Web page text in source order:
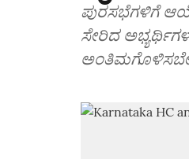
ಪುರಸಭೆಗಳಿಗೆ
ಸೇರಿದ